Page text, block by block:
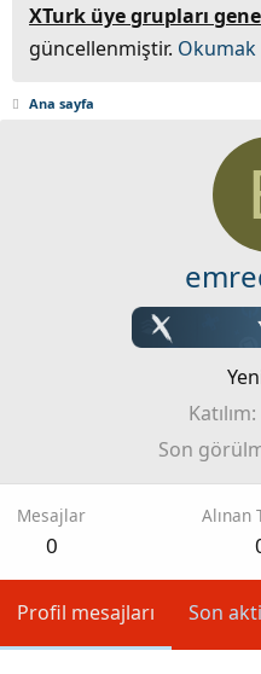
XTurk üye grupları
güncellenmiştir. Okumak
Ana sayfa
Katılım
Son
Mesajlar
0
Alınan
Profil mesajları Son